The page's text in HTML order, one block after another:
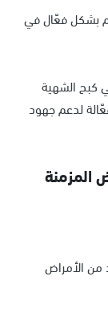
بشكل فعّال في
كبح الشهية
لدعم جهود
من الأمراض